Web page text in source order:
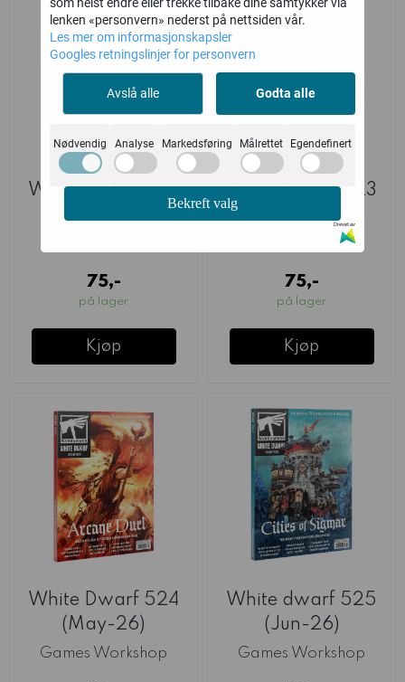
White Dwarf 522
(Mar-26)
75,-
på lager
Kjøp
White Dwarf 523
(April - 26)
Games Workshop
75,-
på lager
Kjøp
White Dwarf 524
(May-26)
Games Workshop
White dwarf 525
(Jun-26)
Games Workshop
lenken «personvern» nederst på nettsiden vår.
Les mer om informasjonskapsler
Googles retningslinjer for personvern
Avslå alle Godta alle
Nødvendig Analyse Markedsføring Målrettet Egendefinert
Bekreft valg
Drevet av